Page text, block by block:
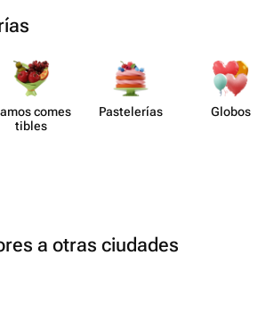
comes​
tibles
Paste​lerías Globos
a otras ciudades